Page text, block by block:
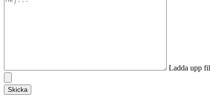
Ladda upp fil